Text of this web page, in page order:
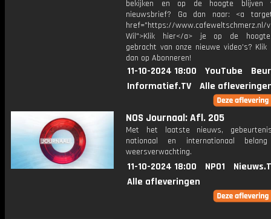
bekijken en op de hoogte blijven
nieuwsbrief? Ga dan naar: <a
href="https://www.cafeweltschmerz.nl/
Wil">Klik hier</a> je op de
gebracht van onze nieuwe video's? Klik
dan op Abonneren!
11-10-2024 18:00 YouTube
Informatief.TV
Alle
NOS Journaal: Afl. 205
Met het laatste nieuws,
nationaal en internationaal
weersverwachting.
11-10-2024 18:00 NPO1
Alle afleveringen